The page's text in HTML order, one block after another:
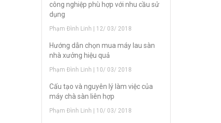
công nghiệp phù hợp với nhu cầu sử
dụng
Phạm Đình Linh | 12/ 03/ 2018
Hướng dẫn chọn mua máy lau sàn
nhà xưởng hiệu quả
Phạm Đình Linh | 10/ 03/ 2018
Cấu tạo và nguyên lý làm việc của
máy chà sàn liên hợp
Phạm Đình Linh | 10/ 03/ 2018